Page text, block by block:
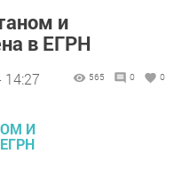
и
в ЕГРН
14:27 565 0 0